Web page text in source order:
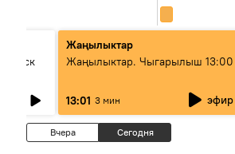
Жаңылыктар
Жаңылыктар. Чыгарылыш 13:00
13:01 3 мин эфир
Вчера Сегодня